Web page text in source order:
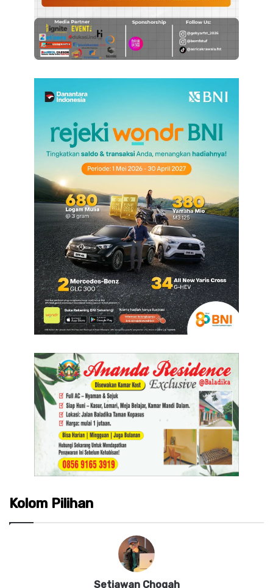
Kolom Pilihan
Setiawan Chogah